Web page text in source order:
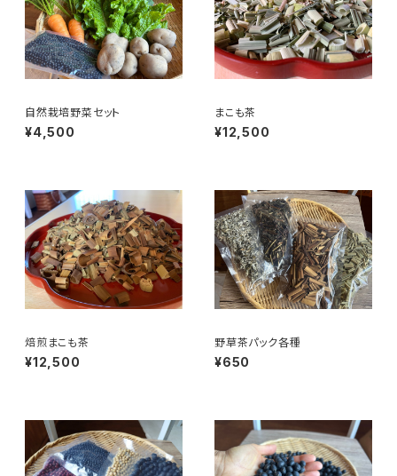
自然栽培野菜セット
¥4,500
まこも茶
¥12,500
焙煎まこも茶
¥12,500
野草茶パック各種
¥650